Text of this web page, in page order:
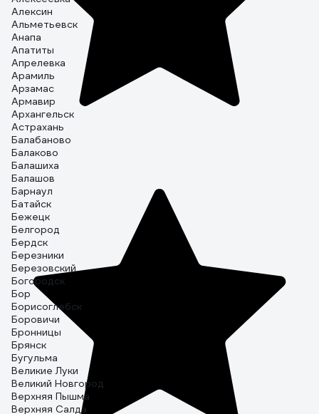
Алексин
Альметьевск
Анапа
Апатиты
Апрелевка
Арамиль
Арзамас
Армавир
Архангельск
Астрахань
Балабаново
Балаково
Балашиха
Балашов
Барнаул
Батайск
Бежецк
Белгород
Бердск
Березники
Березовский
Богородск
Бор
Борисоглебск
Боровичи
Бронницы
Брянск
Бугульма
Великие Луки
Великий Новгород
Верхняя Пышма
Верхняя Салда